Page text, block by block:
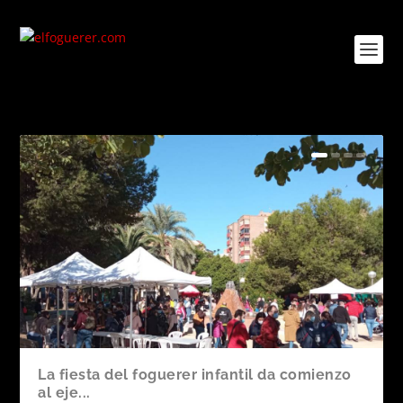
La fiesta del foguerer infantil da comienzo
al eje...